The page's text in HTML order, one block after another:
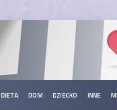
DIETA DOM DZIECKO INNE